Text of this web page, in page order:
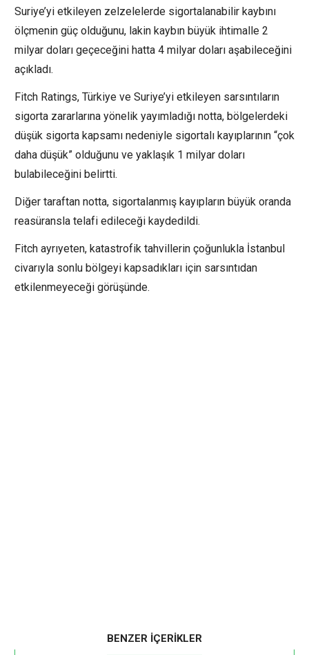
Suriye’yi etkileyen zelzelelerde sigortalanabilir kaybını
ölçmenin güç olduğunu, lakin kaybın büyük ihtimalle 2
milyar doları geçeceğini hatta 4 milyar doları aşabileceğini
açıkladı.
Fitch Ratings, Türkiye ve Suriye’yi etkileyen sarsıntıların
sigorta zararlarına yönelik yayımladığı notta, bölgelerdeki
düşük sigorta kapsamı nedeniyle sigortalı kayıplarının “çok
daha düşük” olduğunu ve yaklaşık 1 milyar doları
bulabileceğini belirtti.
Diğer taraftan notta, sigortalanmış kayıpların büyük oranda
reasüransla telafi edileceği kaydedildi.
Fitch ayrıyeten, katastrofik tahvillerin çoğunlukla İstanbul
civarıyla sonlu bölgeyi kapsadıkları için sarsıntıdan
etkilenmeyeceği görüşünde.
BENZER İÇERİKLER